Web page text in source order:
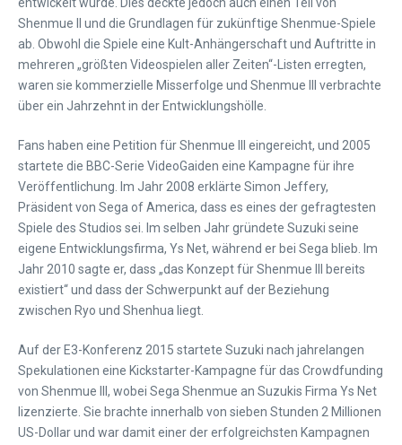
Shenmue II und die Grundlagen für zukünftige Shenmue-Spiele
ab. Obwohl die Spiele eine Kult-Anhängerschaft und Auftritte in
mehreren „größten Videospielen aller Zeiten“-Listen erregten,
waren sie kommerzielle Misserfolge und Shenmue III verbrachte
über ein Jahrzehnt in der Entwicklungshölle.
Fans haben eine Petition für Shenmue III eingereicht, und 2005
startete die BBC-Serie VideoGaiden eine Kampagne für ihre
Veröffentlichung. Im Jahr 2008 erklärte Simon Jeffery,
Präsident von Sega of America, dass es eines der gefragtesten
Spiele des Studios sei. Im selben Jahr gründete Suzuki seine
eigene Entwicklungsfirma, Ys Net, während er bei Sega blieb. Im
Jahr 2010 sagte er, dass „das Konzept für Shenmue III bereits
existiert“ und dass der Schwerpunkt auf der Beziehung
zwischen Ryo und Shenhua liegt.
Auf der E3-Konferenz 2015 startete Suzuki nach jahrelangen
Spekulationen eine Kickstarter-Kampagne für das Crowdfunding
von Shenmue III, wobei Sega Shenmue an Suzukis Firma Ys Net
lizenzierte. Sie brachte innerhalb von sieben Stunden 2 Millionen
US-Dollar und war damit einer der erfolgreichsten Kampagnen